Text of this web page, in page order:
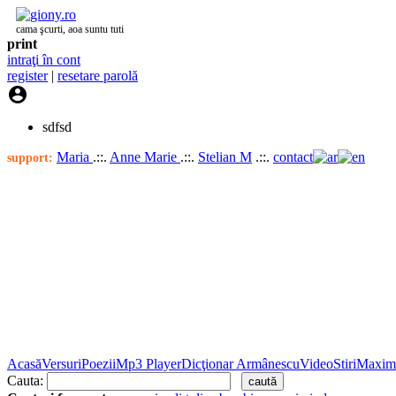
cama şcurti, aoa suntu tuti
print
intraţi în cont
register| resetare parolă

sdfsd
support: Maria .::. Anne Marie .::. Stelian M .::. contact
AcasăVersuriPoeziiMp3 PlayerDicţionar ArmânescuVideoStiri
Cauta: